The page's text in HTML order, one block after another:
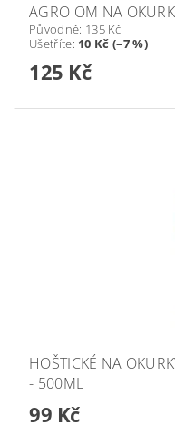
AGRO OM NA
Původně: 135 Kč
Ušetříte: 10 Kč (–7 %)
125 Kč
HOŠTICKÉ NA
- 500ML
99 Kč